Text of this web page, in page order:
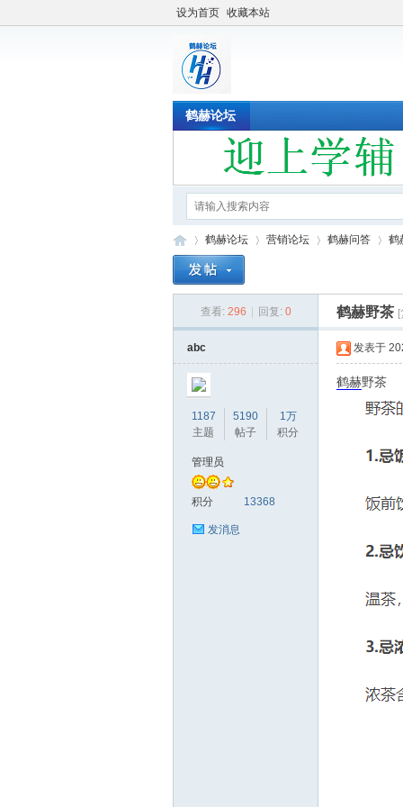
设为首页 收藏本站
鹤赫论坛
鹤赫论坛 营销论坛 鹤赫问答
›
鹤
查看: 296 回复: 0 鹤赫野茶
abc
1187
主题
5190
帖子
1万
积分
管理员
积分 13368
发消息
发表于
鹤赫野茶